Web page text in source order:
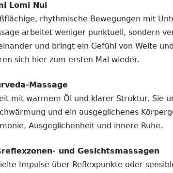
Lomi Nui
rhythmische Bewegungen mit
arbeitet weniger punktuell, sondern
und bringt ein Gefühl von Weite
sich hier zum ersten Mal wieder.
Massage
mit warmem Öl und klarer Struktur. Sie
und ein ausgeglichenes
Ausgeglichenheit und innere Ruhe.
und Gesichtsmassagen
Impulse über Reflexpunkte oder